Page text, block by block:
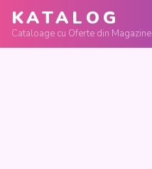
KATALOG
Cataloage cu Oferte din Magazine